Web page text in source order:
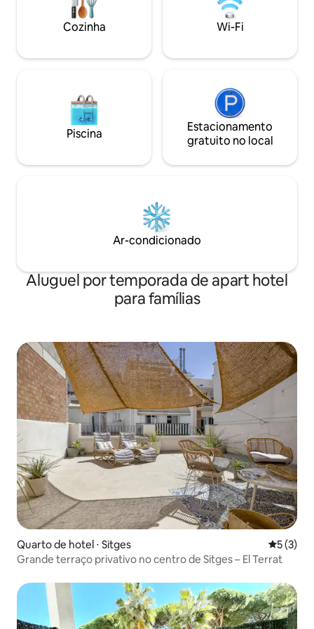
adicionar uma cama extra para uma
criança/adulto ou um berço sob
grande, mas está completo. O tamanho
lavanderia
Cozinha Wi-Fi
Piscina
Estacionamento
gratuito no local
Ar-condicionado
Aluguel por temporada de apart hotel
para famílias
Quarto de hotel ⋅ Sitges 5 de
5 (3)
Grande terraço privativo no centro de Sitges – El Terrat